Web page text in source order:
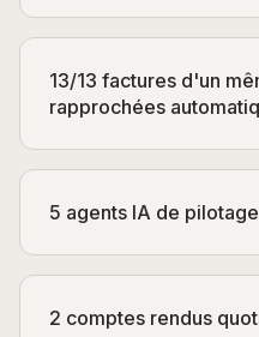
13/13 factures d'un
rapprochées
5 agents IA de pilotage
2 comptes rendus